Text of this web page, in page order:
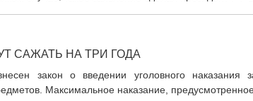
САЖАТЬ НА ТРИ ГОДА
закон о введении уголовного наказания
Максимальное наказание, предусмотренное